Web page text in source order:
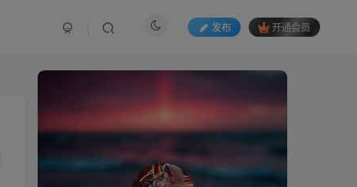
发布 开通会员